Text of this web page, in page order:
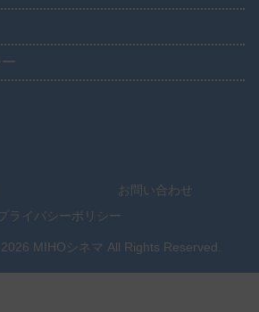
お問い合わせ
ライバシーポリシー
MIHOシネマ All Rights Reserved.